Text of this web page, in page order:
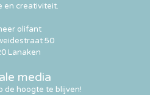
media
de hoogte te blijven!
en creativiteit.
olifant
50
Lanaken